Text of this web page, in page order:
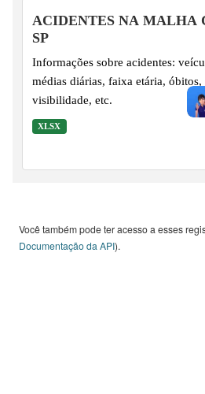
ACIDENTES NA MALHA
SP
Informações sobre acidentes:
médias diárias, faixa etária, óbitos, condições de
visibilidade, etc.
XLSX
Você também pode ter acesso a esses
Documentação da API).